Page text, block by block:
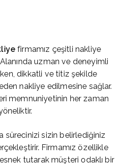
firmamız çeşitli nakliye
uzman ve deneyimli
dikkatli ve titiz şekilde
nakliye edilmesine sağlar.
memnuniyetinin her zaman
sürecinizi sizin belirlediğiniz
Firmamız özellikle
tutarak müşteri odaklı bir